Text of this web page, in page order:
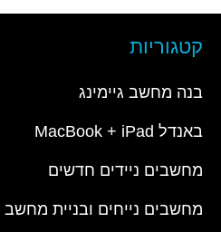
קטגוריות
בנה מחשב גיימינג
באנדל MacBook + iPad
מחשבים ניידים חדשים
מחשבים נייחים ובניית מחשב